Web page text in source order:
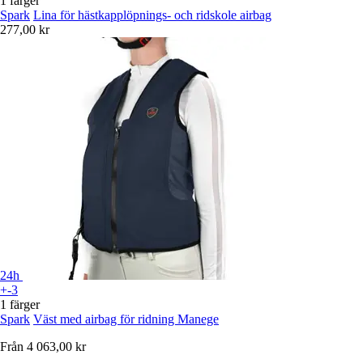
Spark Lina för hästkapplöpnings- och ridskole airbag
277,00 kr
24h
+-3
1 färger
Spark Väst med airbag för ridning Manege
Från 4 063,00 kr